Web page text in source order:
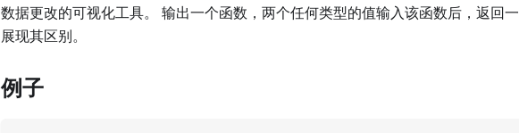
数据更改的可视化工具。 输出一个函数，两个任何类型的值输入该函数后，返回
展现其区别。
例子